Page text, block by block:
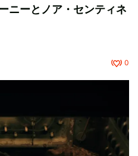
ニーとノア・センティネ
0